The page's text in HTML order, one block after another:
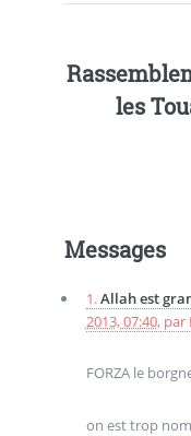
les
Messages
1.Allah est
2013, 07:40, par
FORZA le
on est trop